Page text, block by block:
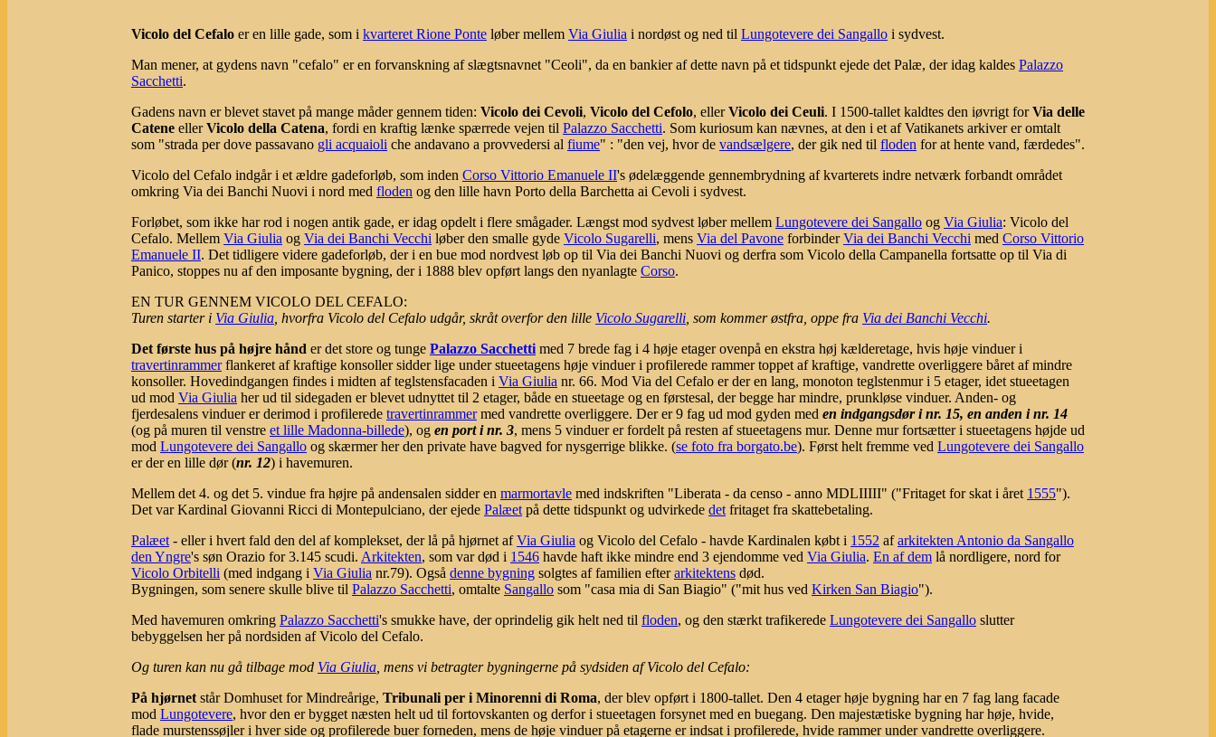
Vicolo del Cefalo er en lille gade, som i kvarteret Rione Ponte løber mellem Via Giulia i nordøst og ned til Lungotevere dei Sangallo i sydvest.
Man mener, at gydens navn "cefalo" er en forvanskning af slægtsnavnet "Ceoli", da en bankier af dette navn på et tidspunkt ejede det Palæ, der idag kaldes Palazzo
Sacchetti.
Gadens navn er blevet stavet på mange måder gennem tiden: Vicolo dei Cevoli, Vicolo del Cefolo, ellerVicolo dei Ceuli. I 1500-tallet kaldtes den iøvrigt forVia delle
Catene ellerVicolo della Catena, fordi en kraftig lænke spærrede vejen til Palazzo Sacchetti. Som kuriosum kan nævnes, at den i et af Vatikanets arkiver er omtalt
som "strada per dove passavano gli acquaioli che andavano a provvedersi al fiume" : "den vej, hvor de vandsælgere, der gik ned til floden for at hente vand, færdedes".
Vicolo del Cefalo indgår i et ældre gadeforløb, som inden Corso Vittorio Emanuele II's ødelæggende gennembrydning af kvarterets indre netværk forbandt området
omkring Via dei Banchi Nuovi i nord med floden og den lille havn Porto della Barchetta ai Cevoli i sydvest.
Forløbet, som ikke har rod i nogen antik gade, er idag opdelt i flere smågader. Længst mod sydvest løber mellem Lungotevere dei Sangallo og Via Giulia: Vicolo del
Cefalo. Mellem Via Giulia og Via dei Banchi Vecchi løber den smalle gyde Vicolo Sugarelli, mens Via del Pavone forbinderVia dei Banchi Vecchi med Corso Vittorio
Emanuele II. Det tidligere videre gadeforløb, der i en bue mod nordvest løb op til Via dei Banchi Nuovi og derfra som Vicolo della Campanella fortsatte op til Via di
Panico, stoppes nu af den imposante bygning, der i 1888 blev opført langs den nyanlagte Corso.
EN TUR GENNEM VICOLO DEL CEFALO:
Turen starter i Via Giulia , hvorfra Vicolo del Cefalo udgår, skråt overfor den lille Vicolo Sugarelli , som kommer østfra, oppe fra Via dei Banchi Vecchi.
Det første hus på højre hånd er det store og tunge Palazzo Sacchetti med 7 brede fag i 4 høje etager ovenpå en ekstra høj kælderetage, hvis høje vinduer i
travertinrammerflankeret af kraftige konsoller sidder lige under stueetagens høje vinduer i profilerede rammer toppet af kraftige, vandrette overliggere båret af mindre
konsoller. Hovedindgangen findes i midten af teglstensfacaden i Via Giulia nr. 66. Mod Via del Cefalo er der en lang, monoton teglstenmur i 5 etager, idet stueetagen
ud mod Via Giulia her ud til sidegaden er blevet udnyttet til 2 etager, både en stueetage og en førstesal, der begge har mindre, prunkløse vinduer. Anden- og
fjerdesalens vinduer er derimod i profilerede travertinrammermed vandrette overliggere. Der er 9 fag ud mod gyden med en indgangsdør i nr. 15, en anden i nr. 14
(og på muren til venstre et lille Madonna-billede), og en port i nr. 3, mens 5 vinduer er fordelt på resten af stueetagens mur. Denne mur fortsætter i stueetagens højde ud
mod Lungotevere dei Sangallo og skærmer her den private have bagved for nysgerrige blikke. (se foto fra borgato.be). Først helt fremme ved Lungotevere dei Sangallo
er der en lille dør (nr. 12) i havemuren.
Mellem det 4. og det 5. vindue fra højre på andensalen sidder en marmortavle med indskriften "Liberata - da censo - anno MDLIIIII" ("Fritaget for skat i året 1555").
Det var Kardinal Giovanni Ricci di Montepulciano, der ejede Palæet på dette tidspunkt og udvirkede det fritaget fra skattebetaling.
Palæet - eller i hvert fald den del af komplekset, der lå på hjørnet afVia Giulia og Vicolo del Cefalo - havde Kardinalen købt i 1552 afarkitekten Antonio da Sangallo
den Yngre's søn Orazio for 3.145 scudi. Arkitekten, som var død i 1546 havde haft ikke mindre end 3 ejendomme ved Via Giulia. En af dem lå nordligere, nord for
Vicolo Orbitelli (med indgang i Via Giulia nr.79). Også denne bygning solgtes af familien efterarkitektens død.
Bygningen, som senere skulle blive til Palazzo Sacchetti, omtalte Sangallo som "casa mia di San Biagio" ("mit hus ved Kirken San Biagio").
Med havemuren omkring Palazzo Sacchetti's smukke have, der oprindelig gik helt ned til floden, og den stærkt trafikerede Lungotevere dei Sangallo slutter
bebyggelsen her på nordsiden af Vicolo del Cefalo.
Og turen kan nu gå tilbage mod Via Giulia , mens vi betragter bygningerne på sydsiden af Vicolo del Cefalo:
På hjørnet står Domhuset for Mindreårige, Tribunali per i Minorenni di Roma, der blev opført i 1800-tallet. Den 4 etager høje bygning har en 7 fag lang facade
mod Lungotevere, hvor den er bygget næsten helt ud til fortovskanten og derfor i stueetagen forsynet med en buegang. Den majestætiske bygning har høje, hvide,
flade murstenssøjler i hver side og profilerede buer forneden, mens de høje vinduer på etagerne er indsat i profilerede, hvide rammer under vandrette overliggere.